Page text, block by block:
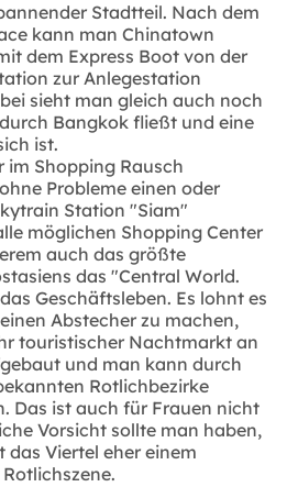
Stadtteil. Nach dem
kann man Chinatown
dem Express Boot von der
zur Anlegestation
sieht man gleich auch noch
Bangkok fließt und eine
ist.
im Shopping Rausch
Probleme einen oder
Station "Siam"
möglichen Shopping Center
auch das größte
das "Central World.
Geschäftsleben. Es lohnt es
Abstecher zu machen,
touristischer Nachtmarkt an
und man kann durch
Rotlichbezirke
Das ist auch für Frauen nicht
Vorsicht sollte man haben,
Viertel eher einem